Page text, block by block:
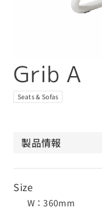
Grib A
Seats & Sofas
製品情報
Size
W：360mm